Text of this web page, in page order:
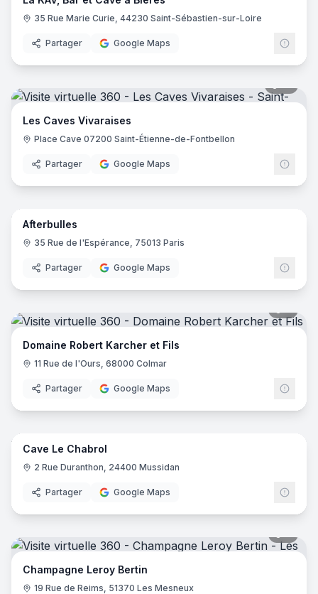
35 Rue Marie Curie, 44230 Saint-Sébastien-sur-Loire
Partager Google Maps
Les Caves Vivaraises
Place Cave 07200 Saint-Étienne-de-Fontbellon‎
Partager Google Maps
7
Afterbulles
35 Rue de l'Espérance, 75013 Paris
Partager Google Maps
Domaine Robert Karcher et Fils
11 Rue de l'Ours, 68000 Colmar
Partager Google Maps
6
Cave Le Chabrol
2 Rue Duranthon, 24400 Mussidan
Partager Google Maps
Champagne Leroy Bertin
19 Rue de Reims, 51370 Les Mesneux